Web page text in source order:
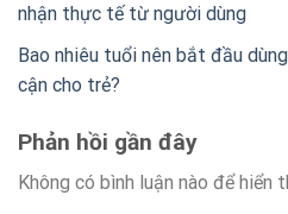
nhận thực tế từ người dùng
Bao nhiêu tuổi nên bắt đầu
cận cho trẻ?
Phản hồi gần đây
Không có bình luận nào để hiển